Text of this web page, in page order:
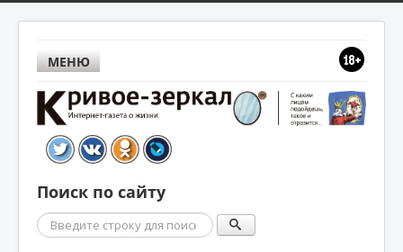
МЕНЮ
Поиск по сайту
Поиск